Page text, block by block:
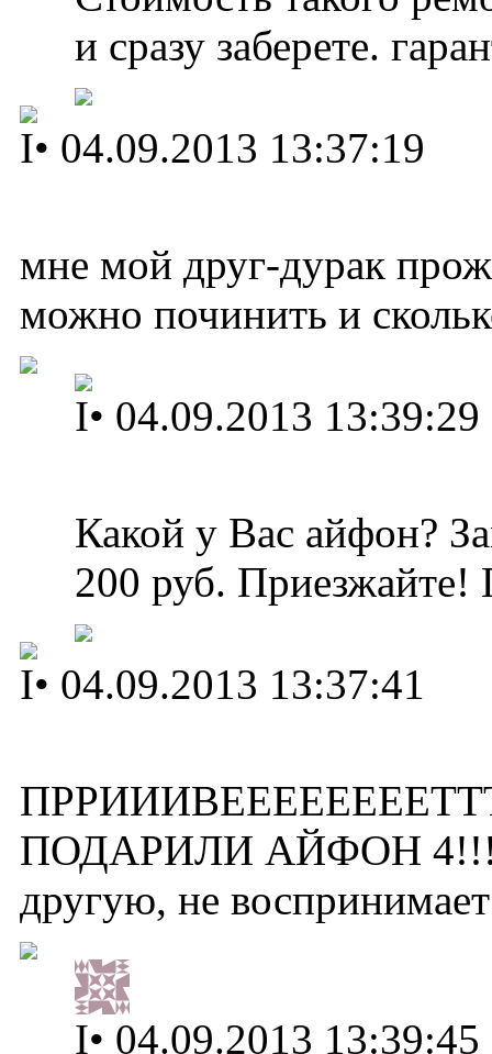
и сразу заберете.
I• 04.09.2013 13:37:19
мне мой друг-дурак
можно починить и
I• 04.09.2013 13:39:29
Какой у Вас айфон?
200 руб. Приезжайте!
I• 04.09.2013 13:37:41
ПОДАРИЛИ АЙФОН 4!!!!
другую, не
I• 04.09.2013 13:39:45